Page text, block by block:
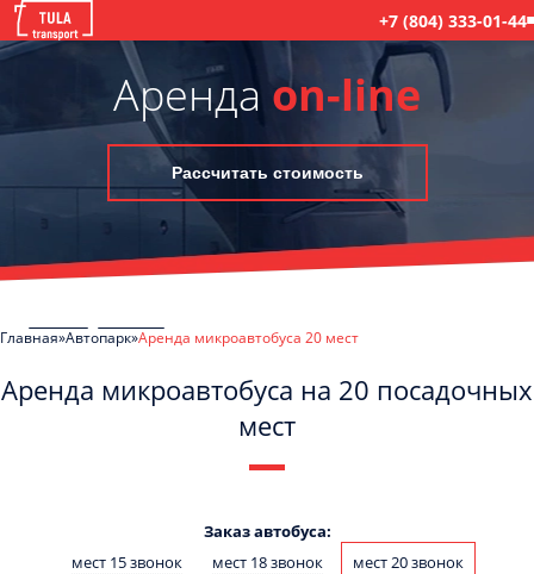
+7 (804) 333-01-44
Аренда on-line
Рассчитать стоимость
Главная Автопарк Аренда микроавтобуса 20 мест
Аренда микроавтобуса на 20 посадочных
мест
Заказ автобуса:
мест 15 звонок
мест 18 звонок мест 20 звонок
ознакомлен(а), даю согласие на